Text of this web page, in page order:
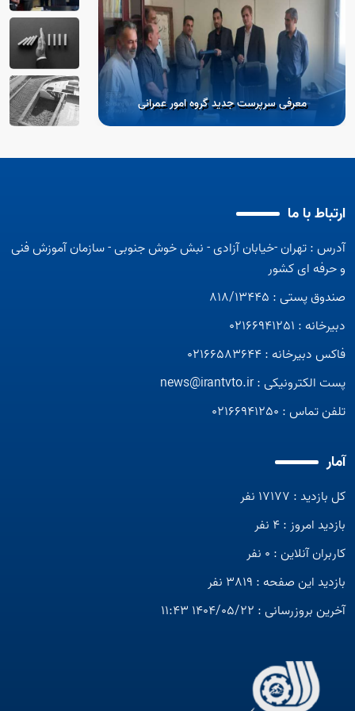
معرفی سرپرست جدید گروه امور عمرانی
تشکیل کارگروه
آپارات
ارتباط با ما
آدرس : تهران -خیابان آزادی - نبش خوش جنوبی - سازمان آموزش فنی
و حرفه ای کشور
صندوق پستی : 818/13445
دبیرخانه : 02166941251
فاکس دبیرخانه : 02166583644
پست الکترونیکی :news@irantvto.ir
تلفن تماس : 02166941250
آمار
کل بازدید : 17177 نفر
بازدید امروز : 4 نفر
کاربران آنلاین : 0 نفر
بازدید این صفحه : 3819 نفر
آخرین بروزرسانی : 1404/05/22 11:43